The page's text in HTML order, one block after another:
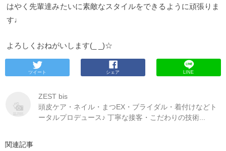
はやく先輩達みたいに素敵なスタイルをできるように頑張りま
す♩
よろしくおねがいします(_ _)☆
ツイート シェア LINE
ZEST bis
頭皮ケア・ネイル・まつEX・ブライダル・着付けなどト
ータルプロデュース♪ 丁寧な接客・こだわりの技術...
関連記事